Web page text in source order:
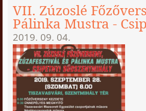
VII. Zúzoslé
Pálinka Mustra -
2019. 09. 04.